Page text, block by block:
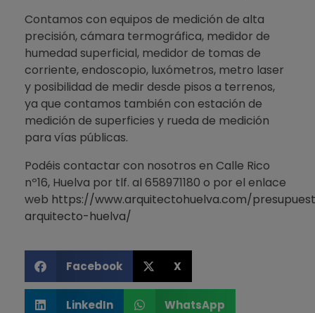
Contamos con equipos de medición de alta
precisión, cámara termográfica, medidor de
humedad superficial, medidor de tomas de
corriente, endoscopio, luxómetros, metro laser
y posibilidad de medir desde pisos a terrenos,
ya que contamos también con estación de
medición de superficies y rueda de medición
para vías públicas.
Podéis contactar con nosotros en Calle Rico
nº16, Huelva por tlf. al 658971180 o por el enlace
web https://www.arquitectohuelva.com/
arquitecto-huelva/
Facebook X
LinkedIn WhatsApp